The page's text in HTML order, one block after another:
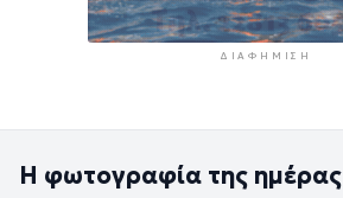
ΔΙΑΦΉΜΙΣΗ
Η φωτογραφία της ημέρας